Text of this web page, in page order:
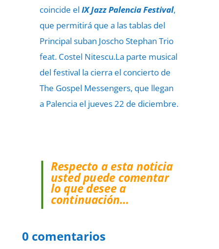
coincide el IX Jazz Palencia Festival,
que permitirá que a las tablas del
Principal suban Joscho Stephan Trio
feat. Costel Nitescu.La parte musical
del festival la cierra el concierto de
The Gospel Messengers, que llegan
a Palencia el jueves 22 de diciembre.
Respecto a esta noticia
usted puede comentar
lo que desee a
continuación…
0 comentarios